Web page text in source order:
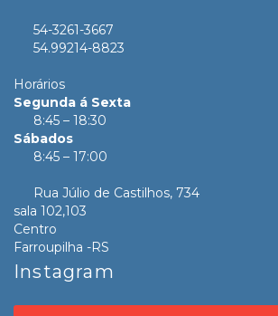
54-3261-3667
54.99214-8823
Horários
Segunda á Sexta
8:45 – 18:30
Sábados
8:45 – 17:00
Rua Júlio de Castilhos, 734
sala 102,103
Centro
Farroupilha -RS
Instagram